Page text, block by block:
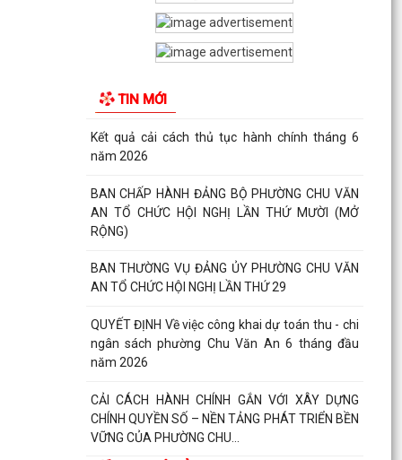
TIN MỚI
Công bố thủ tục hành chính đặc thù mới ban
hành lĩnh vực đất đai thuộc phạm vi chức năng
Mã QR thủ tục hành chính cấp xã
Kết quả cải cách thủ tục hành chính tháng 6
năm 2026
BAN CHẤP HÀNH ĐẢNG BỘ PHƯỜNG CHU VĂN
AN TỔ CHỨC HỘI NGHỊ LẦN THỨ MƯỜI (MỞ
RỘNG)
BAN THƯỜNG VỤ ĐẢNG ỦY PHƯỜNG CHU VĂN
AN TỔ CHỨC HỘI NGHỊ LẦN THỨ 29
QUYẾT ĐỊNH Về việc công khai dự toán thu - chi
ngân sách phường Chu Văn An 6 tháng đầu
năm 2026
CẢI CÁCH HÀNH CHÍNH GẮN VỚI XÂY DỰNG
CHÍNH QUYỀN SỐ – NỀN TẢNG PHÁT TRIỂN BỀN
VỮNG CỦA PHƯỜNG CHU...